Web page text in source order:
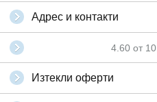
Адрес и контакти
4.60 от 10
Изтекли оферти